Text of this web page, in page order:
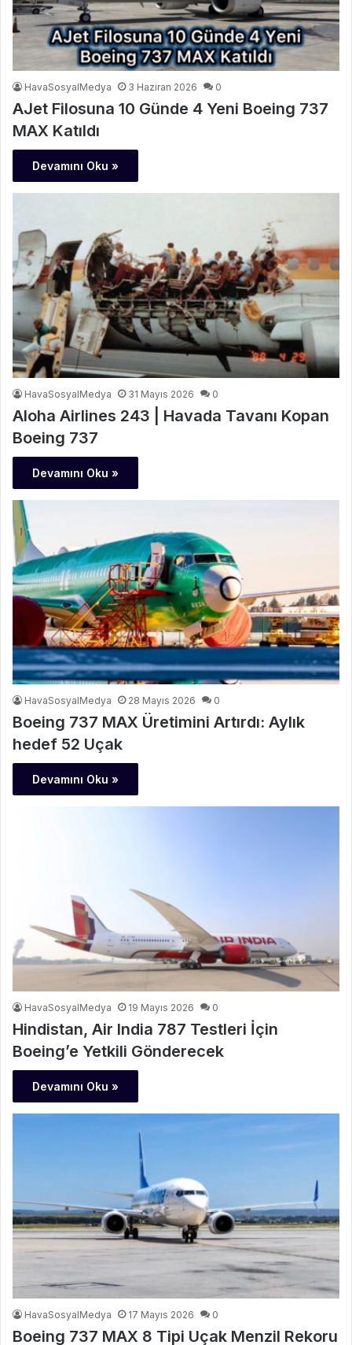
HavaSosyalMedya 3 Haziran 2026 0
AJet Filosuna 10 Günde 4 Yeni Boeing 737
MAX Katıldı
Devamını Oku »
HavaSosyalMedya 31 Mayıs 2026 0
Aloha Airlines 243 | Havada Tavanı Kopan
Boeing 737
Devamını Oku »
HavaSosyalMedya 28 Mayıs 2026 0
Boeing 737 MAX Üretimini Artırdı: Aylık
hedef 52 Uçak
Devamını Oku »
HavaSosyalMedya 19 Mayıs 2026 0
Hindistan, Air India 787 Testleri İçin
Boeing’e Yetkili Gönderecek
Devamını Oku »
HavaSosyalMedya 17 Mayıs 2026 0
Boeing 737 MAX 8 Tipi Uçak Menzil Rekoru